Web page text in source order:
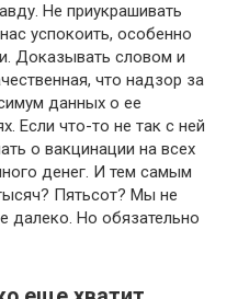
Не приукрашивать
успокоить, особенно
Доказывать словом и
что надзор за
данных о ее
Если что-то не так с ней
о вакцинации на всех
денег. И тем самым
Пятьсот? Мы не
далеко. Но обязательно